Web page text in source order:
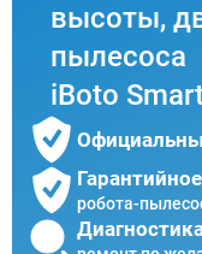
высоты,
пылесоса
iBoto
робота-